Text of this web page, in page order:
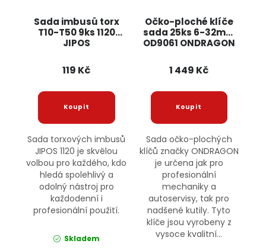
Sada imbusů torx
T10-T50 9ks 1120
JIPOS
119 Kč
Sada torxových imbusů
JIPOS 1120 je skvělou
volbou pro každého, kdo
hledá spolehlivý a
odolný nástroj pro
každodenní i
profesionální použití.
Skladem
Očko-ploché klíče
sada 25ks 6-32mm
OD9061 ONDRAGON
1 449 Kč
Sada očko-plochých
klíčů značky ONDRAGON
je určena jak pro
profesionální
mechaniky a
autoservisy, tak pro
nadšené kutily. Tyto
klíče jsou vyrobeny z
vysoce kvalitní...